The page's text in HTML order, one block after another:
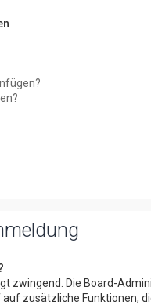
zwingend. Die Board-
zusätzliche Funktionen,